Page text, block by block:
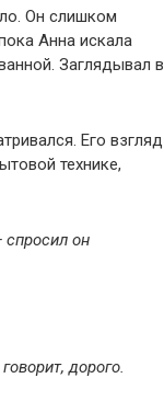
Он слишком
Анна искала
Заглядывал в
Его взгляд
технике,
спросил он
дорого.